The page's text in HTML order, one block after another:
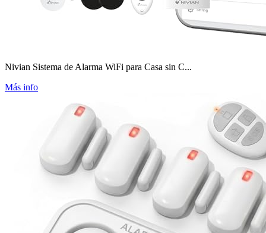
Nivian Sistema de Alarma WiFi para Casa sin C...
Más info